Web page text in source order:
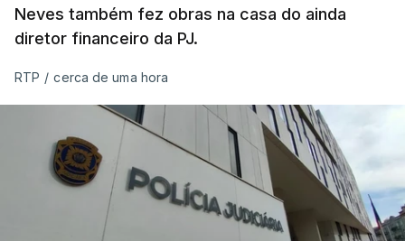
Neves também fez obras na casa do ainda
diretor financeiro da PJ.
RTP / cerca de uma hora